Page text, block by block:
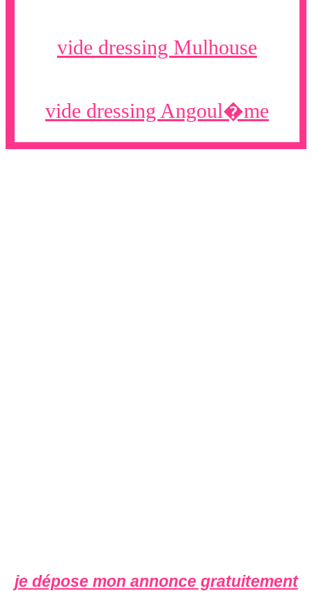
vide dressing Mulhouse
vide dressing Angoul�me
je dépose mon annonce gratuitement